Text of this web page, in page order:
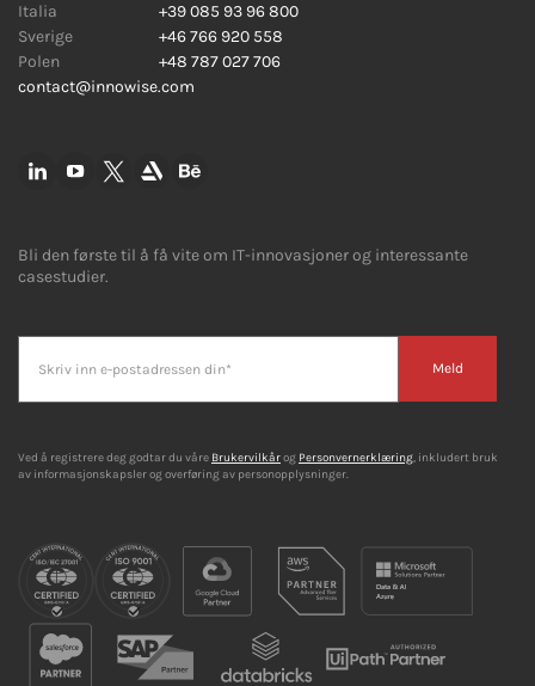
Italia
+39 085 93 96 800
Sverige
+46 766 920 558
Polen
+48 787 027 706
contact@innowise.com
Bli den første til å få vite om IT-innovasjoner og interessante
casestudier.
Meld
Ved å registrere deg godtar du våre Brukervilkårog Personvernerklæring, inkludert bruk
av informasjonskapsler og overføring av personopplysninger.